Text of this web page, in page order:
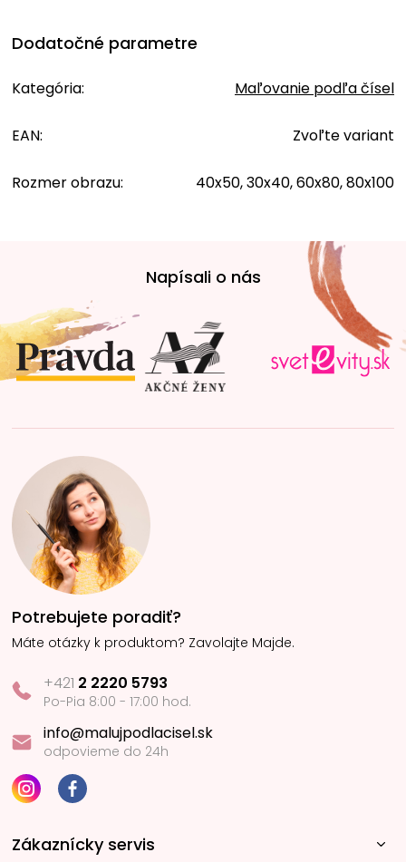
Dodatočné parametre
Kategória: Maľovanie podľa čísel
EAN: Zvoľte variant
Rozmer obrazu: 40x50, 30x40, 60x80, 80x100
t
i
e
Napísali o nás
Potrebujete poradiť?
Máte otázky k produktom? Zavolajte Majde.
+421 2 2220 5793
Po-Pia 8:00 - 17:00 hod.
info@malujpodlacisel.sk
odpovieme do 24h
Zákaznícky servis